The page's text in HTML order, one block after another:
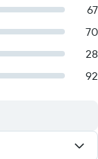
67
70
28
92